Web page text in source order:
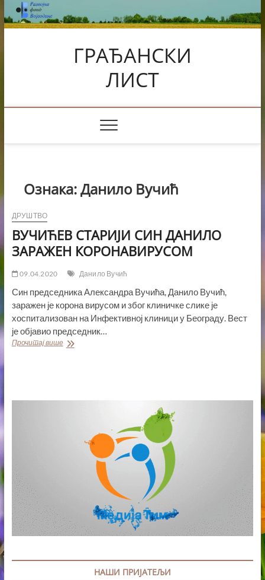
Skip
to
content
ГРАЂАНСКИ
ЛИСТ
Ознака:Данило Вучић
ДРУШТВО
ВУЧИЋЕВ СТАРИЈИ СИН ДАНИЛО
ЗАРАЖЕН КОРОНАВИРУСОМ
09.04.2020 Данило Вучић
Син председника Александра Вучића, Данило Вучић,
заражен је корона вирусом и због клиничке слике је
хоспитализован на Инфективној клиници у Београду. Вест
је објавио председник…
Прочитај вишеВУЧИЋЕВ
НАШИ ПРИЈАТЕЉИ